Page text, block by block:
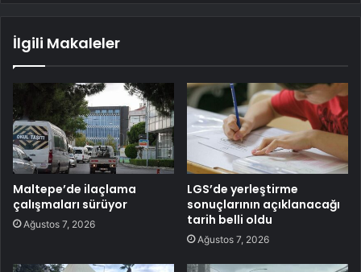
İlgili Makaleler
Maltepe’de ilaçlama
çalışmaları sürüyor
Ağustos 7, 2026
LGS’de yerleştirme
sonuçlarının açıklanacağı
tarih belli oldu
Ağustos 7, 2026